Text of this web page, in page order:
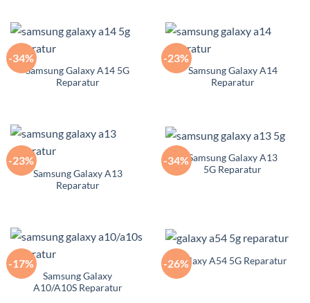
-34%
Samsung Galaxy A14 5G
Reparatur
-23%
Samsung Galaxy A14
Reparatur
-23%
Samsung Galaxy A13
Reparatur
-34%Samsung Galaxy A13
5G Reparatur
-17%
Samsung Galaxy
A10/A10S Reparatur
-26%Galaxy A54 5G Reparatur